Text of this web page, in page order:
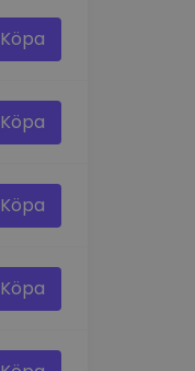
Köpa
Köpa
Köpa
Köpa